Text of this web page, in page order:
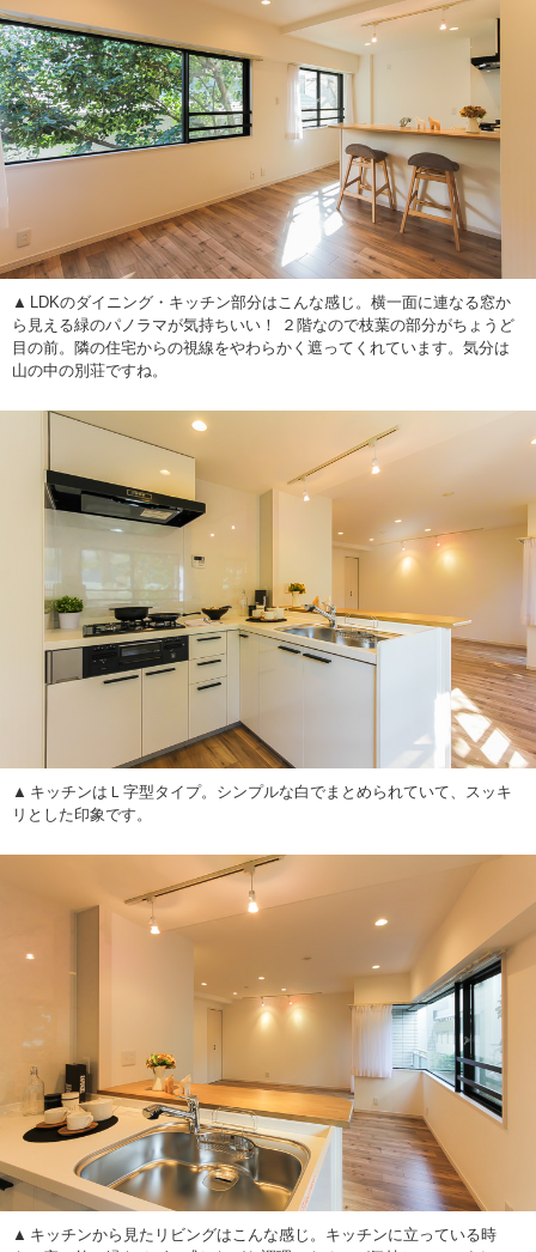
LDKのダイニング・キッチン部分はこんな感じ。横一面に連なる窓か
ら見える緑のパノラマが気持ちいい！ ２階なので枝葉の部分がちょうど
目の前。隣の住宅からの視線をやわらかく遮ってくれています。気分は
山の中の別荘ですね。
キッチンはＬ字型タイプ。シンプルな白でまとめられていて、スッキ
リとした印象です。
キッチンから見たリビングはこんな感じ。キッチンに立っている時